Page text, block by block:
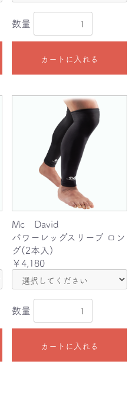
数量
カートに入れる
Mc David
パワーレッグスリーブ ロン
グ(2本入)
￥4,180
数量
カートに入れる